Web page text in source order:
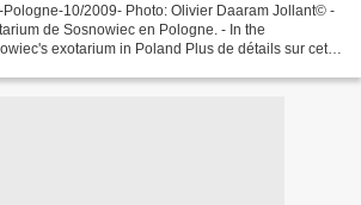
10/2009- Photo: Olivier Daaram Jollant© -
de Sosnowiec en Pologne. - In the
exotarium in Poland Plus de détails sur cet